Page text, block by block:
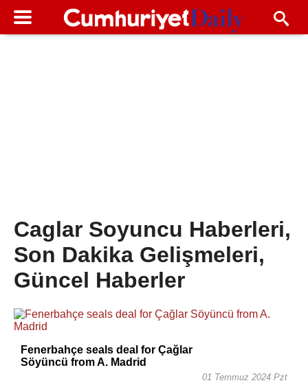
Caglar Soyuncu Haberleri,
Son Dakika Gelişmeleri,
Güncel Haberler
Fenerbahçe seals deal for Çağlar
Söyüncü from A. Madrid
01 Temmuz 2024 Pzt